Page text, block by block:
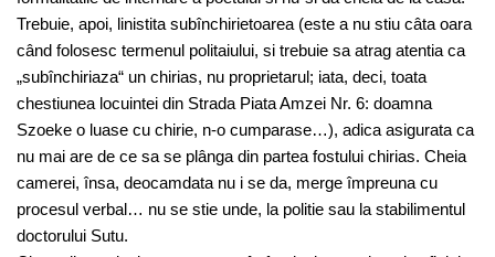
Trebuie, apoi, linistita subînchirietoarea (este a nu stiu câta oara
când folosesc termenul politaiului, si trebuie sa atrag atentia ca
„subînchiriaza“ un chirias, nu proprietarul; iata, deci, toata
chestiunea locuintei din Strada Piata Amzei Nr. 6: doamna
Szoeke o luase cu chirie, n-o cumparase…), adica asigurata ca
nu mai are de ce sa se plânga din partea fostului chirias. Cheia
camerei, însa, deocamdata nu i se da, merge împreuna cu
procesul verbal… nu se stie unde, la politie sau la stabilimentul
doctorului Sutu.